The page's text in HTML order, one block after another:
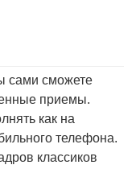
сами сможете
приемы.
как на
телефона.
классиков